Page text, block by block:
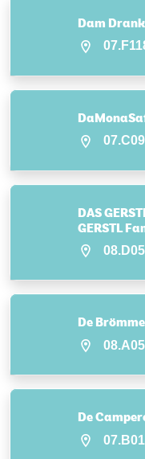
Dam
DAS
GERSTL
De
De